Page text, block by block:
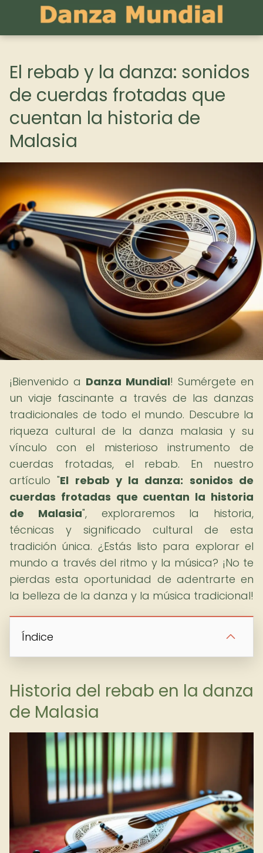
El rebab y la danza: sonidos
de cuerdas frotadas que
cuentan la historia de
Malasia
¡Bienvenido a Danza Mundial! Sumérgete en
un viaje fascinante a través de las danzas
tradicionales de todo el mundo. Descubre la
riqueza cultural de la danza malasia y su
vínculo con el misterioso instrumento de
cuerdas frotadas, el rebab. En nuestro
artículo "El rebab y la danza: sonidos de
cuerdas frotadas que cuentan la historia
de Malasia", exploraremos la historia,
técnicas y significado cultural de esta
tradición única. ¿Estás listo para explorar el
mundo a través del ritmo y la música? ¡No te
pierdas esta oportunidad de adentrarte en
la belleza de la danza y la música tradicional!
Índice
Historia del rebab en la danza
de Malasia